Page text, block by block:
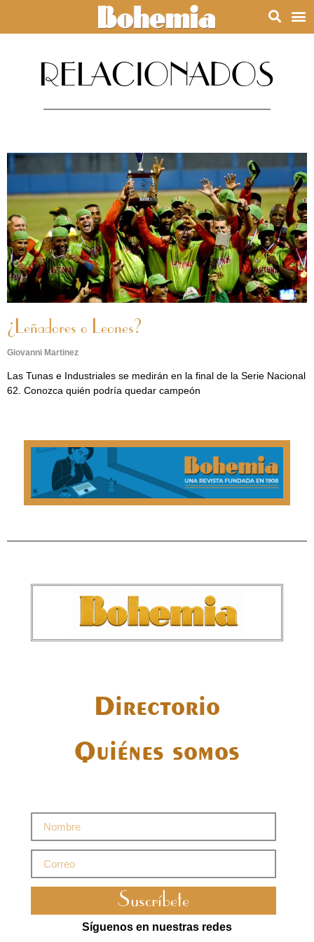
RELACIONADOS
¿Leñadores o Leones?
Giovanni Martinez
Las Tunas e Industriales se medirán en la final de la Serie Nacional
62. Conozca quién podría quedar campeón
Directorio
Quiénes somos
Suscríbete
Síguenos en nuestras redes